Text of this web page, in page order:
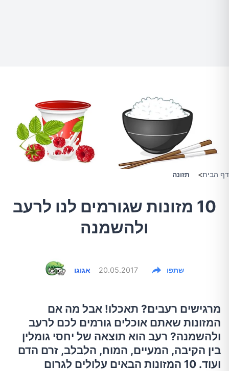
דף הבית> תזונה
10 מזונות שגורמים לנו לרעב
ולהשמנה
אגוגו 20.05.2017 שתפו
מרגישים רעבים? תאכלו! אבל מה אם
המזונות שאתם אוכלים גורמים לכם לרעב
ולהשמנה? רעב הוא תוצאה של יחסי גומלין
בין הקיבה, המעיים, המוח, הלבלב, זרם הדם
ועוד. 10 המזונות הבאים עלולים לגרום